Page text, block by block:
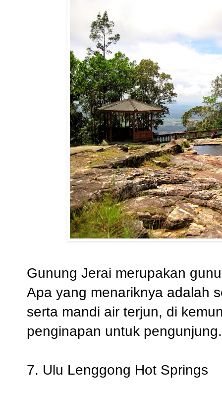
Gunung Jerai merupakan
Apa yang menariknya adalah
serta mandi air terjun, di
penginapan untuk pengunjung.
7. Ulu Lenggong Hot Springs